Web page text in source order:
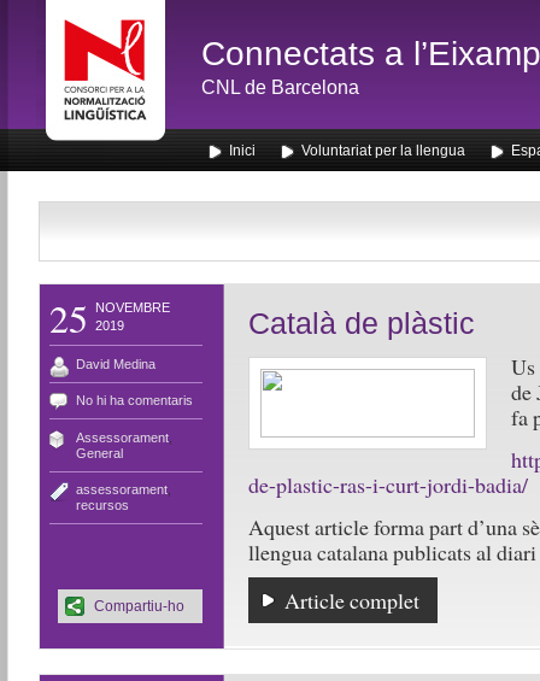
Connectats a
CNL de Barcelona
Inici Voluntariat per la llengua
25
NOVEMBRE
2019
David Medina
No hi ha comentaris
Assessorament,
General
assessorament,
recursos
Català de plàstic
Us
de
fa
de-plastic-ras-i-curt-jordi-badia/
Aquest article forma part d’una
llengua catalana publicats al
Article complet
Compartiu-ho